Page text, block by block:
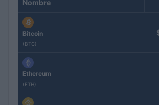
Nombre
Bitcoin
(BTC)
Ethereum
(ETH)